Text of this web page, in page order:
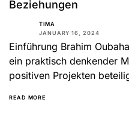
Beziehungen
TIMA
JANUARY 16, 2024
Einführung Brahim
ein praktisch denkender
positiven Projekten
READ MORE